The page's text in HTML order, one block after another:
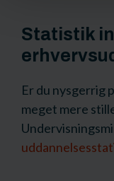
Statistik
Er du nysgerrig
meget mere